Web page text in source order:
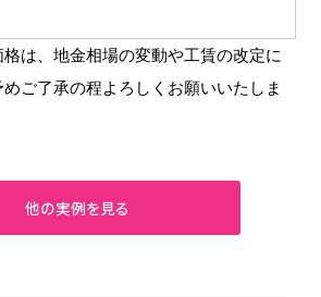
は、地金相場の変動や工賃の改定に
ご了承の程よろしくお願いいたしま